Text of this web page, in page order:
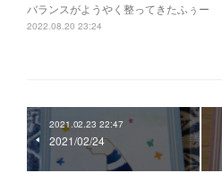
バランスがようやく整ってきたふぅー
2022.08.20 23:24
2021.02.23 22:47
2021/02/24